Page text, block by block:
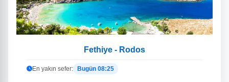
Fethiye - Rodos
En yakın sefer: Bugün 08:25